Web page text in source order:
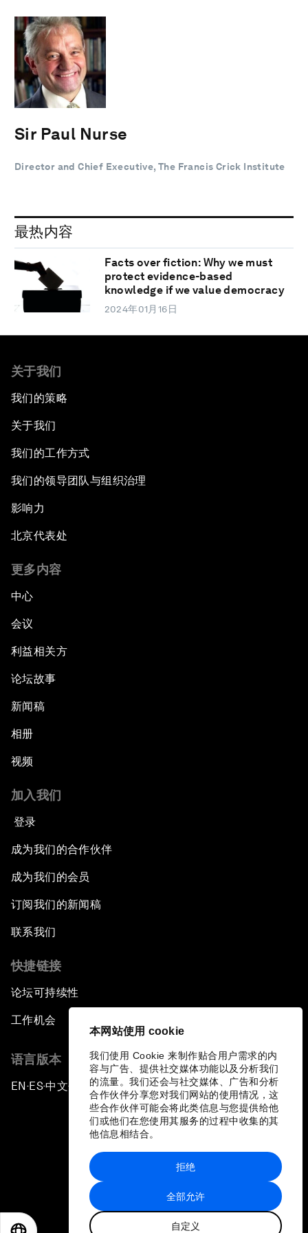
本网站使用 cookie
我们使用 Cookie 来制作贴合用户需求的内
容与广告、提供社交媒体功能以及分析我们
的流量。我们还会与社交媒体、广告和分析
合作伙伴分享您对我们网站的使用情况，这
些合作伙伴可能会将此类信息与您提供给他
们或他们在您使用其服务的过程中收集的其
他信息相结合。
全部允许
自定义
拒绝
Sir Paul Nurse
Director and Chief Executive, The Francis Crick Institute
最热内容
Facts over fiction: Why we must
protect evidence-based
knowledge if we value democracy
2024年01月16日
关于我们
我们的策略
关于我们
我们的工作方式
我们的领导团队与组织治理
影响力
北京代表处
更多内容
中心
会议
利益相关方
论坛故事
新闻稿
相册
视频
加入我们
登录
成为我们的合作伙伴
成为我们的会员
订阅我们的新闻稿
联系我们
快捷链接
论坛可持续性
工作机会
语言版本
EN ▪ ES▪中文▪ 日本語
站点地图
世界经济论坛